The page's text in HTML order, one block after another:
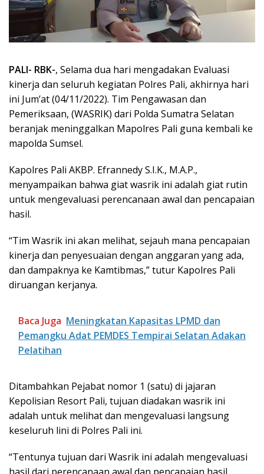
PALI- RBK-, Selama dua hari mengadakan Evaluasi
kinerja dan seluruh kegiatan Polres Pali, akhirnya hari
ini Jum’at (04/11/2022). Tim Pengawasan dan
Pemeriksaan, (WASRIK) dari Polda Sumatra Selatan
beranjak meninggalkan Mapolres Pali guna kembali ke
mapolda Sumsel.
Kapolres Pali AKBP. Efrannedy S.I.K., M.A.P.,
menyampaikan bahwa giat wasrik ini adalah giat rutin
untuk mengevaluasi perencanaan awal dan pencapaian
hasil.
“Tim Wasrik ini akan melihat, sejauh mana pencapaian
kinerja dan penyesuaian dengan anggaran yang ada,
dan dampaknya ke Kamtibmas,” tutur Kapolres Pali
diruangan kerjanya.
Baca Juga Meningkatan Kapasitas LPMD dan
Pemangku Adat PEMDES Tempirai Selatan Adakan
Pelatihan
Ditambahkan Pejabat nomor 1 (satu) di jajaran
Kepolisian Resort Pali, tujuan diadakan wasrik ini
adalah untuk melihat dan mengevaluasi langsung
keseluruh lini di Polres Pali ini.
“Tentunya tujuan dari Wasrik ini adalah mengevaluasi